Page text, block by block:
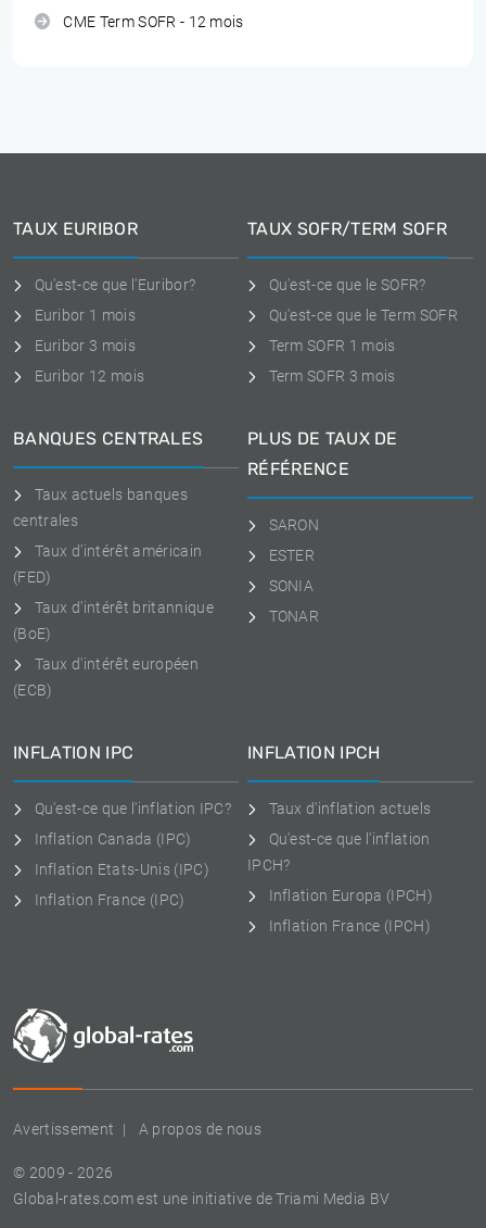
CME Term SOFR - 12 mois
Avertissement A propos de nous
© 2009 - 2026
Global-rates.com est une initiative de Triami Media BV
TAUX EURIBOR
Qu'est-ce que l'Euribor?
Euribor 1 mois
Euribor 3 mois
Euribor 12 mois
TAUX SOFR/TERM SOFR
Qu'est-ce que le SOFR?
Qu'est-ce que le Term SOFR
Term SOFR 1 mois
Term SOFR 3 mois
BANQUES CENTRALES
Taux actuels banques
centrales
Taux d'intérêt américain
(FED)
Taux d'intérêt britannique
(BoE)
Taux d'intérêt européen
(ECB)
PLUS DE TAUX DE
RÉFÉRENCE
SARON
ESTER
SONIA
TONAR
INFLATION IPC
Qu'est-ce que l'inflation IPC?
Inflation Canada (IPC)
Inflation Etats-Unis (IPC)
Inflation France (IPC)
INFLATION IPCH
Taux d'inflation actuels
Qu'est-ce que l'inflation
IPCH?
Inflation Europa (IPCH)
Inflation France (IPCH)